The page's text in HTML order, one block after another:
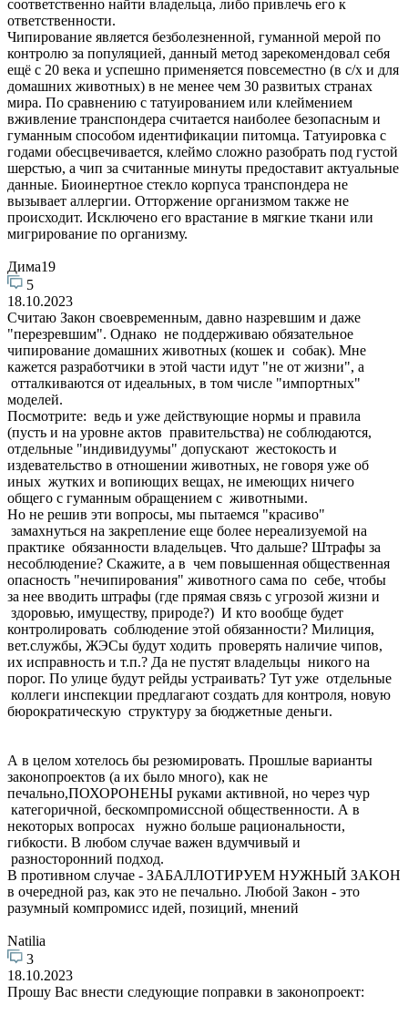
соответственно найти владельца, либо привлечь его к
ответственности.
Чипирование является безболезненной, гуманной мерой по
контролю за популяцией, данный метод зарекомендовал себя
ещё с 20 века и успешно применяется повсеместно (в с/х и для
домашних животных) в не менее чем 30 развитых странах
мира. По сравнению с татуированием или клеймением
вживление транспондера считается наиболее безопасным и
гуманным способом идентификации питомца. Татуировка с
годами обесцвечивается, клеймо сложно разобрать под густой
шерстью, а чип за считанные минуты предоставит актуальные
данные. Биоинертное стекло корпуса транспондера не
вызывает аллергии. Отторжение организмом также не
происходит. Исключено его врастание в мягкие ткани или
мигрирование по организму.
Дима19
5
18.10.2023
Считаю Закон своевременным, давно назревшим и даже
"перезревшим". Однако не поддерживаю обязательное
чипирование домашних животных (кошек и собак). Мне
кажется разработчики в этой части идут "не от жизни", а
отталкиваются от идеальных, в том числе "импортных"
моделей.
Посмотрите: ведь и уже действующие нормы и правила
(пусть и на уровне актов правительства) не соблюдаются,
отдельные "индивидуумы" допускают жестокость и
издевательство в отношении животных, не говоря уже об
иных жутких и вопиющих вещах, не имеющих ничего
общего с гуманным обращением с животными.
Но не решив эти вопросы, мы пытаемся "красиво"
замахнуться на закрепление еще более нереализуемой на
практике обязанности владельцев. Что дальше? Штрафы за
несоблюдение? Скажите, а в чем повышенная общественная
опасность "нечипирования" животного сама по себе, чтобы
за нее вводить штрафы (где прямая связь с угрозой жизни и
здоровью, имуществу, природе?) И кто вообще будет
контролировать соблюдение этой обязанности? Милиция,
вет.службы, ЖЭСы будут ходить проверять наличие чипов,
их исправность и т.п.? Да не пустят владельцы никого на
порог. По улице будут рейды устраивать? Тут уже отдельные
коллеги инспекции предлагают создать для контроля, новую
бюрократическую структуру за бюджетные деньги.
А в целом хотелось бы резюмировать. Прошлые варианты
законопроектов (а их было много), как не
печально,ПОХОРОНЕНЫ руками активной, но через чур
категоричной, бескомпромиссной общественности. А в
некоторых вопросах нужно больше рациональности,
гибкости. В любом случае важен вдумчивый и
разносторонний подход.
В противном случае - ЗАБАЛЛОТИРУЕМ НУЖНЫЙ ЗАКОН
в очередной раз, как это не печально. Любой Закон - это
разумный компромисс идей, позиций, мнений
Natilia
3
18.10.2023
Прошу Вас внести следующие поправки в законопроект: